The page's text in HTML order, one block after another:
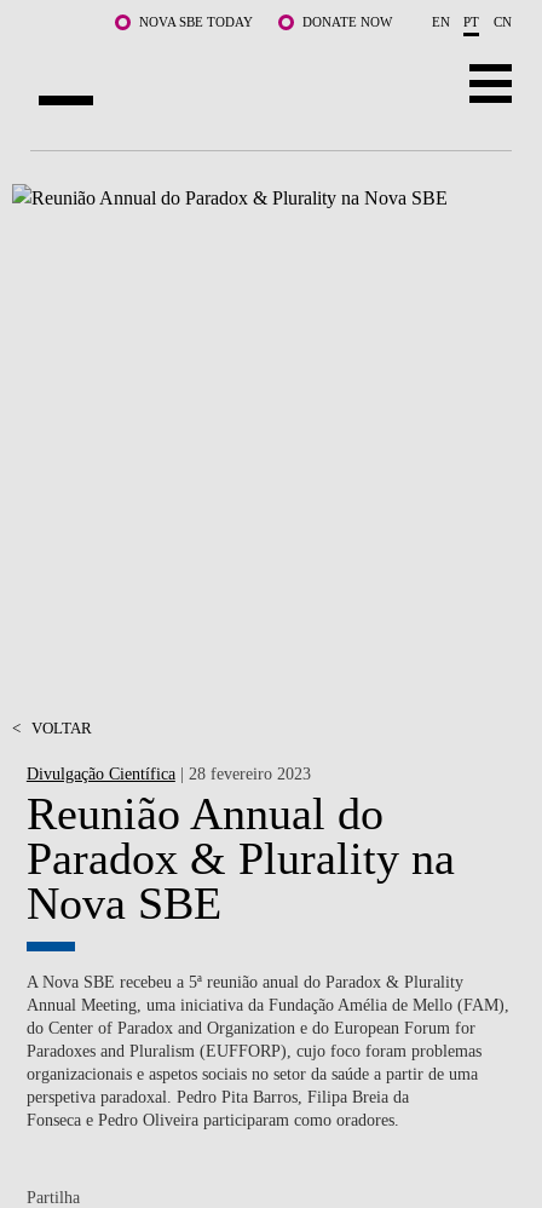
Saltar para o conteúdo principalNOVA SBE TODAY DONATE NOW EN PT CN
< VOLTAR
Divulgação Científica| 28 fevereiro 2023
Reunião Annual do
Paradox & Plurality na
Nova SBE
A Nova SBE recebeu a 5ª reunião anual do Paradox & Plurality
Annual Meeting, uma iniciativa da Fundação Amélia de Mello (FAM),
do Center of Paradox and Organization e do European Forum for
Paradoxes and Pluralism (EUFFORP), cujo foco foram problemas
organizacionais e aspetos sociais no setor da saúde a partir de uma
perspetiva paradoxal. Pedro Pita Barros, Filipa Breia da
Fonseca e Pedro Oliveira participaram como oradores.
Partilha